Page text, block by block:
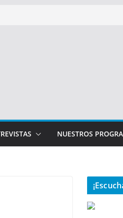
NUESTROS